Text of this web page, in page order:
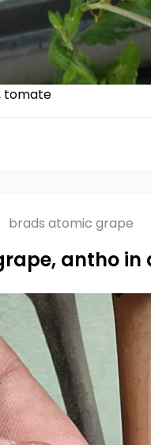
tomate
brads atomic grape
antho in